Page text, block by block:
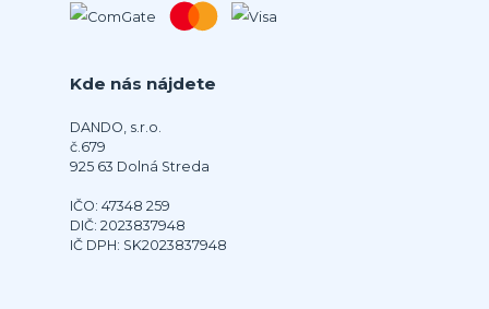
Kde nás nájdete
DANDO, s.r.o.
č.679
925 63 Dolná Streda
IČO: 47348 259
DIČ: 2023837948
IČ DPH: SK2023837948